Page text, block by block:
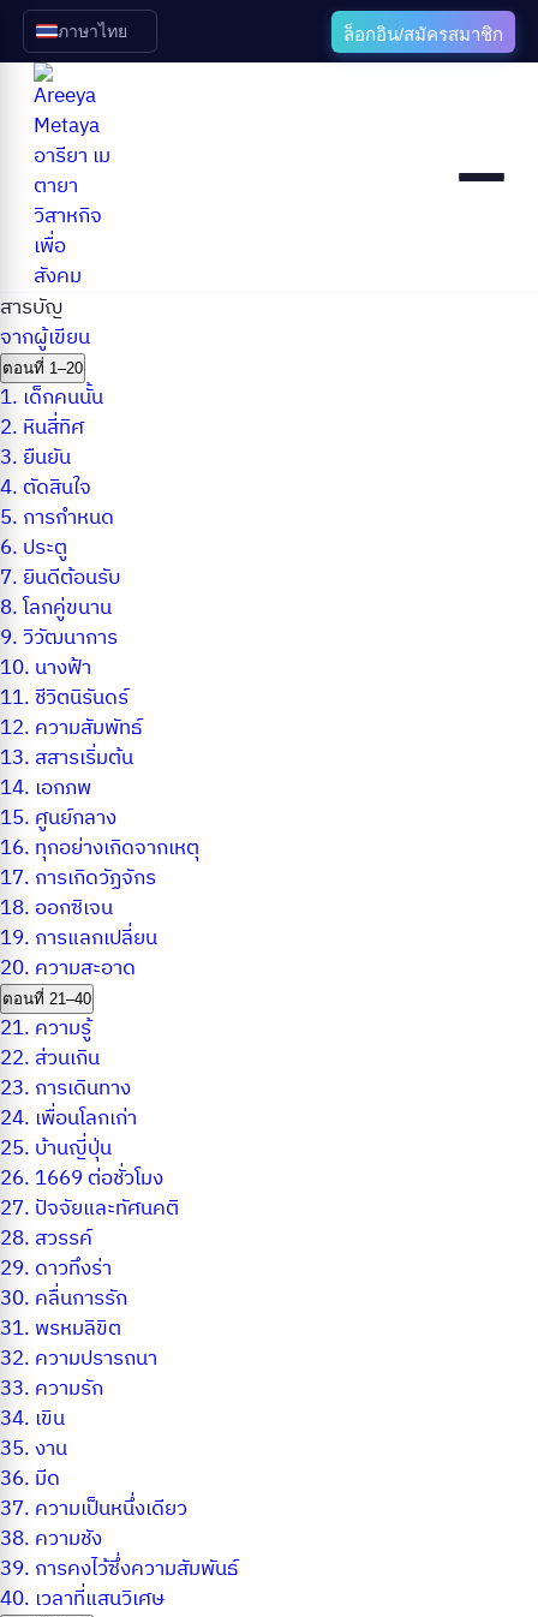
ภาษาไทย ล็อกอิน/สมัครสมาชิก
สารบัญ
จากผู้เขียน
ตอนที่ 1–20
1. เด็กคนนั้น
2. หินสี่ทิศ
3. ยืนยัน
4. ตัดสินใจ
5. การกำหนด
6. ประตู
7. ยินดีต้อนรับ
8.โลกคู่ขนาน
9.วิวัฒนาการ
10. นางฟ้า
11. ชีวิตนิรันดร์
12. ความสัมพัทธ์
13. สสารเริ่มต้น
14. เอกภพ
15. ศูนย์กลาง
16. ทุกอย่างเกิดจากเหตุ
17. การเกิดวัฏจักร
18. ออกซิเจน
19. การแลกเปลี่ยน
20. ความสะอาด
ตอนที่ 21–40
21. ความรู้
22. ส่วนเกิน
23. การเดินทาง
24. เพื่อนโลกเก่า
25. บ้านญี่ปุ่น
26. 1669 ต่อชั่วโมง
27. ปัจจัยและทัศนคติ
28. สวรรค์
29. ดาวทึงร่า
30. คลื่นการรัก
31. พรหมลิขิต
32. ความปรารถนา
33. ความรัก
34. เขิน
35.งาน
36. มีด
37. ความเป็นหนึ่งเดียว
38. ความชัง
39. การคงไว้ซึ่งความสัมพันธ์
40. เวลาที่แสนวิเศษ